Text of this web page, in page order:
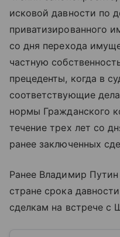
исковой давности по
приватизированного
со дня перехода
частную
прецеденты, когда в
соответствующие
нормы Гражданского
течение трех лет со
ранее заключенных
Ранее Владимир
стране срока
сделкам на встрече с